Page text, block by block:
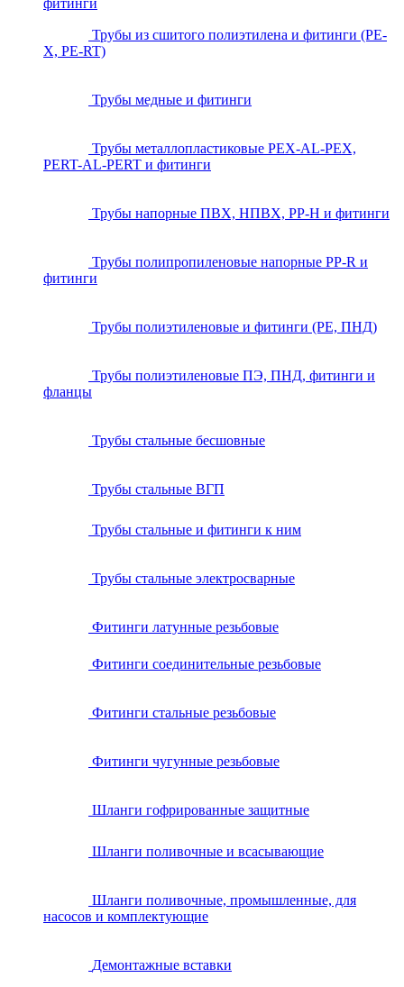
фитинги
Трубы из сшитого полиэтилена и фитинги (PE-
X, PE-RT)
Трубы медные и фитинги
Трубы металлопластиковые PEX-AL-PEX,
PERT-AL-PERT и фитинги
Трубы напорные ПВХ, НПВХ, PP-H и фитинги
Трубы полипропиленовые напорные PP-R и
фитинги
Трубы полиэтиленовые и фитинги (PE, ПНД)
Трубы полиэтиленовые ПЭ, ПНД, фитинги и
фланцы
Трубы стальные бесшовные
Трубы стальные ВГП
Трубы стальные и фитинги к ним
Трубы стальные электросварные
Фитинги латунные резьбовые
Фитинги соединительные резьбовые
Фитинги стальные резьбовые
Фитинги чугунные резьбовые
Шланги гофрированные защитные
Шланги поливочные и всасывающие
Шланги поливочные, промышленные, для
насосов и комплектующие
Демонтажные вставки